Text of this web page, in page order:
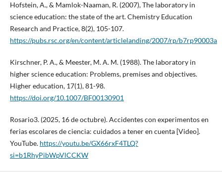
Hofstein, A., & Mamlok-Naaman, R. (2007), The laboratory in
science education: the state of the art. Chemistry Education
Research and Practice, 8(2), 105-107.
https://pubs.rsc.org/en/content/articlelanding/2007/rp/b7rp90003a
Kirschner, P. A., & Meester, M. A. M. (1988). The laboratory in
higher science education: Problems, premises and objectives.
Higher education, 17(1), 81-98.
https://doi.org/10.1007/BF00130901
Rosario3. (2025, 16 de octubre). Accidentes con experimentos en
ferias escolares de ciencia: cuidados a tener en cuenta [Video].
YouTube. https://youtu.be/GX66rxF4TLQ?
si=b1RhyPibWpVlCCKW